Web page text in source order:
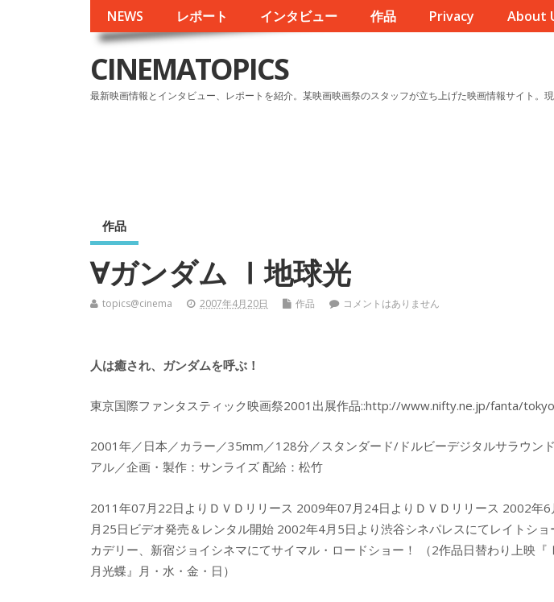
NEWS レポート インタビュー 作品 Privacy About
CINEMATOPICS
最新映画情報とインタビュー、レポートを紹介。某映画映画祭のスタッフが立ち上げた映画情報サイト。
作品
∀ガンダム Ⅰ地球光
topics@cinema 2007年4月20日 作品 コメントはありません
人は癒され、ガンダムを呼ぶ！
東京国際ファンタスティック映画祭2001出展作品::http://www.nifty.ne.jp/fanta/
2001年／日本／カラー／35mm／128分／スタンダード/ドルビーデジタルサラウン
アル／企画・製作：サンライズ 配給：松竹
2011年07月22日よりＤＶＤリリース 2009年07月24日よりＤＶＤリリース 2002年
月25日ビデオ発売＆レンタル開始 2002年4月5日より渋谷シネパレスにてレイトシ
カデリー、新宿ジョイシネマにてサイマル・ロードショー！ （2作品日替わり上映
月光蝶』月・水・金・日）